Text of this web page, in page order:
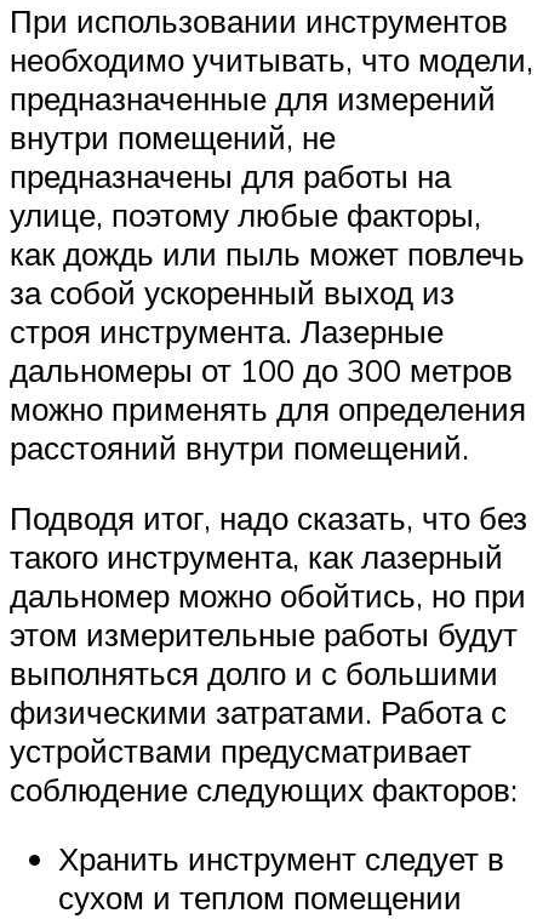
При использовании инструментов
необходимо учитывать, что модели,
предназначенные для измерений
внутри помещений, не
предназначены для работы на
улице, поэтому любые факторы,
как дождь или пыль может повлечь
за собой ускоренный выход из
строя инструмента. Лазерные
дальномеры от 100 до 300 метров
можно применять для определения
расстояний внутри помещений.
Подводя итог, надо сказать, что без
такого инструмента, как лазерный
дальномер можно обойтись, но при
этом измерительные работы будут
выполняться долго и с большими
физическими затратами. Работа с
устройствами предусматривает
соблюдение следующих факторов:
Хранить инструмент следует в
сухом и теплом помещении